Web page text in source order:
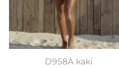
D958A kaki